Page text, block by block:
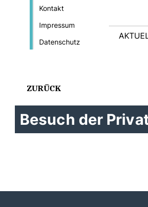
Kontakt
Impressum
Datenschutz
ZURÜCK
Besuch der